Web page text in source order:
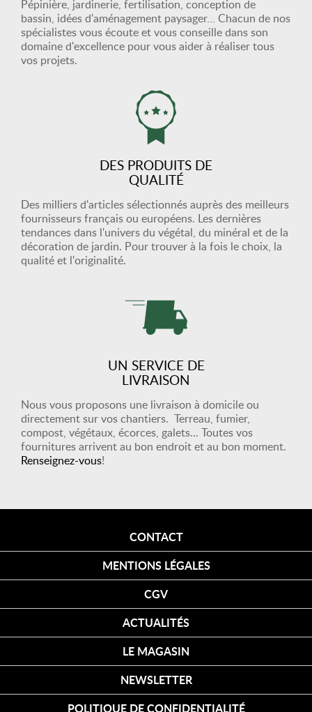
Pépinière, jardinerie, fertilisation, conception de
bassin, idées d'aménagement paysager… Chacun de nos
spécialistes vous écoute et vous conseille dans son
domaine d'excellence pour vous aider à réaliser tous
vos projets.
DES PRODUITS DE
QUALITÉ
Des milliers d'articles sélectionnés auprès des meilleurs
fournisseurs français ou européens. Les dernières
tendances dans l'univers du végétal, du minéral et de la
décoration de jardin. Pour trouver à la fois le choix, la
qualité et l'originalité.
UN SERVICE DE
LIVRAISON
Nous vous proposons une livraison à domicile ou
directement sur vos chantiers. Terreau, fumier,
compost, végétaux, écorces, galets... Toutes vos
fournitures arrivent au bon endroit et au bon moment.
Renseignez-vous!
CONTACT
MENTIONS LÉGALES
CGV
ACTUALITÉS
LE MAGASIN
NEWSLETTER
POLITIQUE DE CONFIDENTIALITÉ